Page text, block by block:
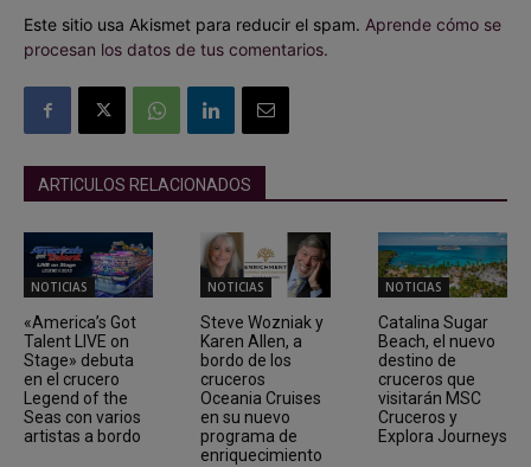
Este sitio usa Akismet para reducir el spam. Aprende cómo se
procesan los datos de tus comentarios.
ARTICULOS RELACIONADOS
NOTICIAS
«America’s Got
Talent LIVE on
Stage» debuta
en el crucero
Legend of the
Seas con varios
artistas a bordo
NOTICIAS
Steve Wozniak y
Karen Allen, a
bordo de los
cruceros
Oceania Cruises
en su nuevo
programa de
enriquecimiento
NOTICIAS
Catalina Sugar
Beach, el nuevo
destino de
cruceros que
visitarán MSC
Cruceros y
Explora Journeys